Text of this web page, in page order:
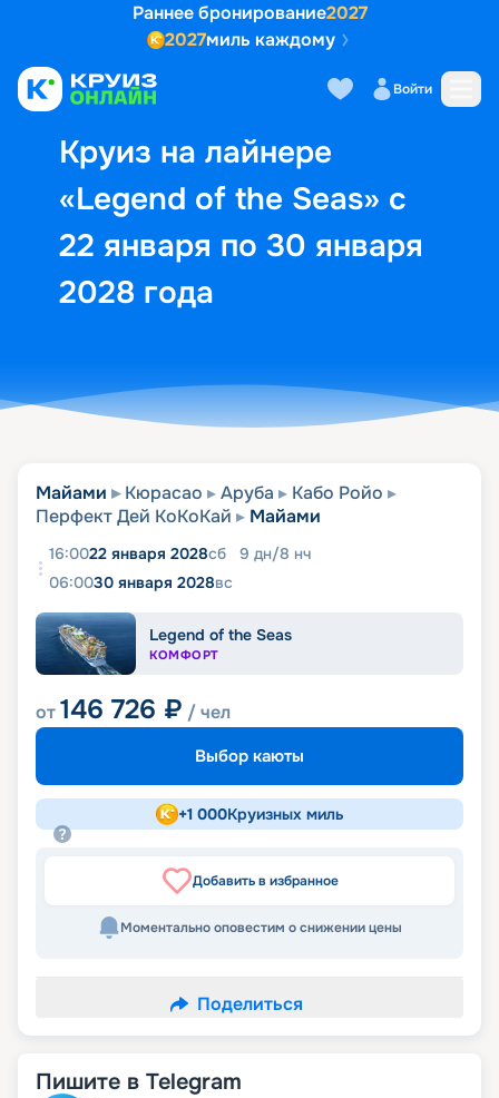
Раннее бронирование2027
2027миль каждому
Войти
Круиз на лайнере
«Legend of the Seas» с
22 января по 30 января
2028 года
Выбор кают Маршрут и
Майами Кюрасао Аруба
Кабо Ройо
Перфект Дей КоКоКай
Майами
16:0022 января 2028сб 9 дн/8 нч
06:0030 января 2028вс
Legend of the Seas
КОМФОРТ
от146 726 ₽ / чел
Выбор каюты
+1 000Круизных миль
Добавить в избранное
Моментально оповестим о снижении цены
Поделиться
Пишите в Telegram